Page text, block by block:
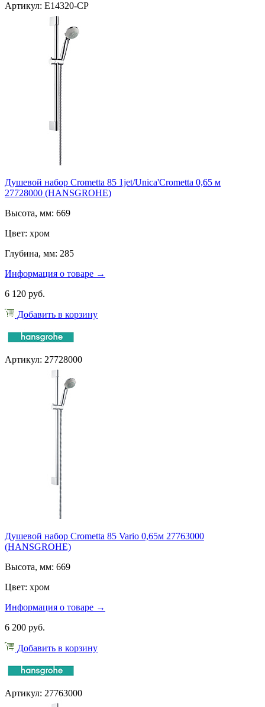
Артикул: E14320-CP
Душевой набор Crometta 85 1jet/Unica'Crometta 0,65 м
27728000 (HANSGROHE)
Высота, мм: 669
Цвет: хром
Глубина, мм: 285
Информация о товаре →
6 120 руб.
Добавить в корзину
Артикул: 27728000
Душевой набор Crometta 85 Vario 0,65м 27763000
(HANSGROHE)
Высота, мм: 669
Цвет: хром
Информация о товаре →
6 200 руб.
Добавить в корзину
Артикул: 27763000